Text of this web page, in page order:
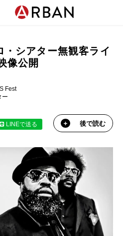
シアター無観客ライ
像公開
Fest
ー
LINEで送る 後で読む